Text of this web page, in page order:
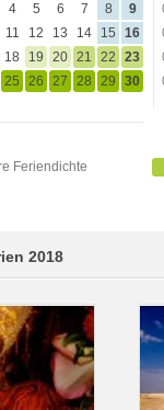
4 5 6 7 8
9
11 12 13 14 15
16
18 19 20 21 22
23
25 26 27 28 29
30
Feriendichte
2018